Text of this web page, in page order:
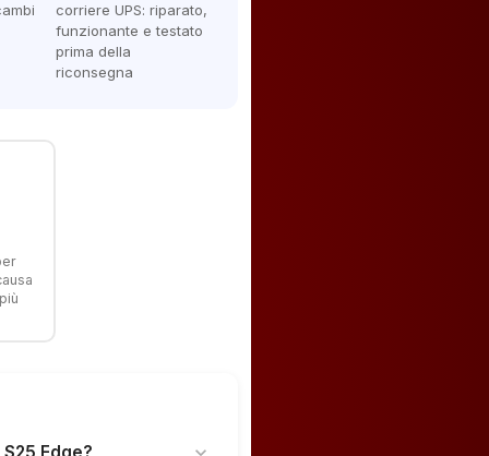
corriere UPS: riparato,
funzionante e testato
prima della
riconsegna